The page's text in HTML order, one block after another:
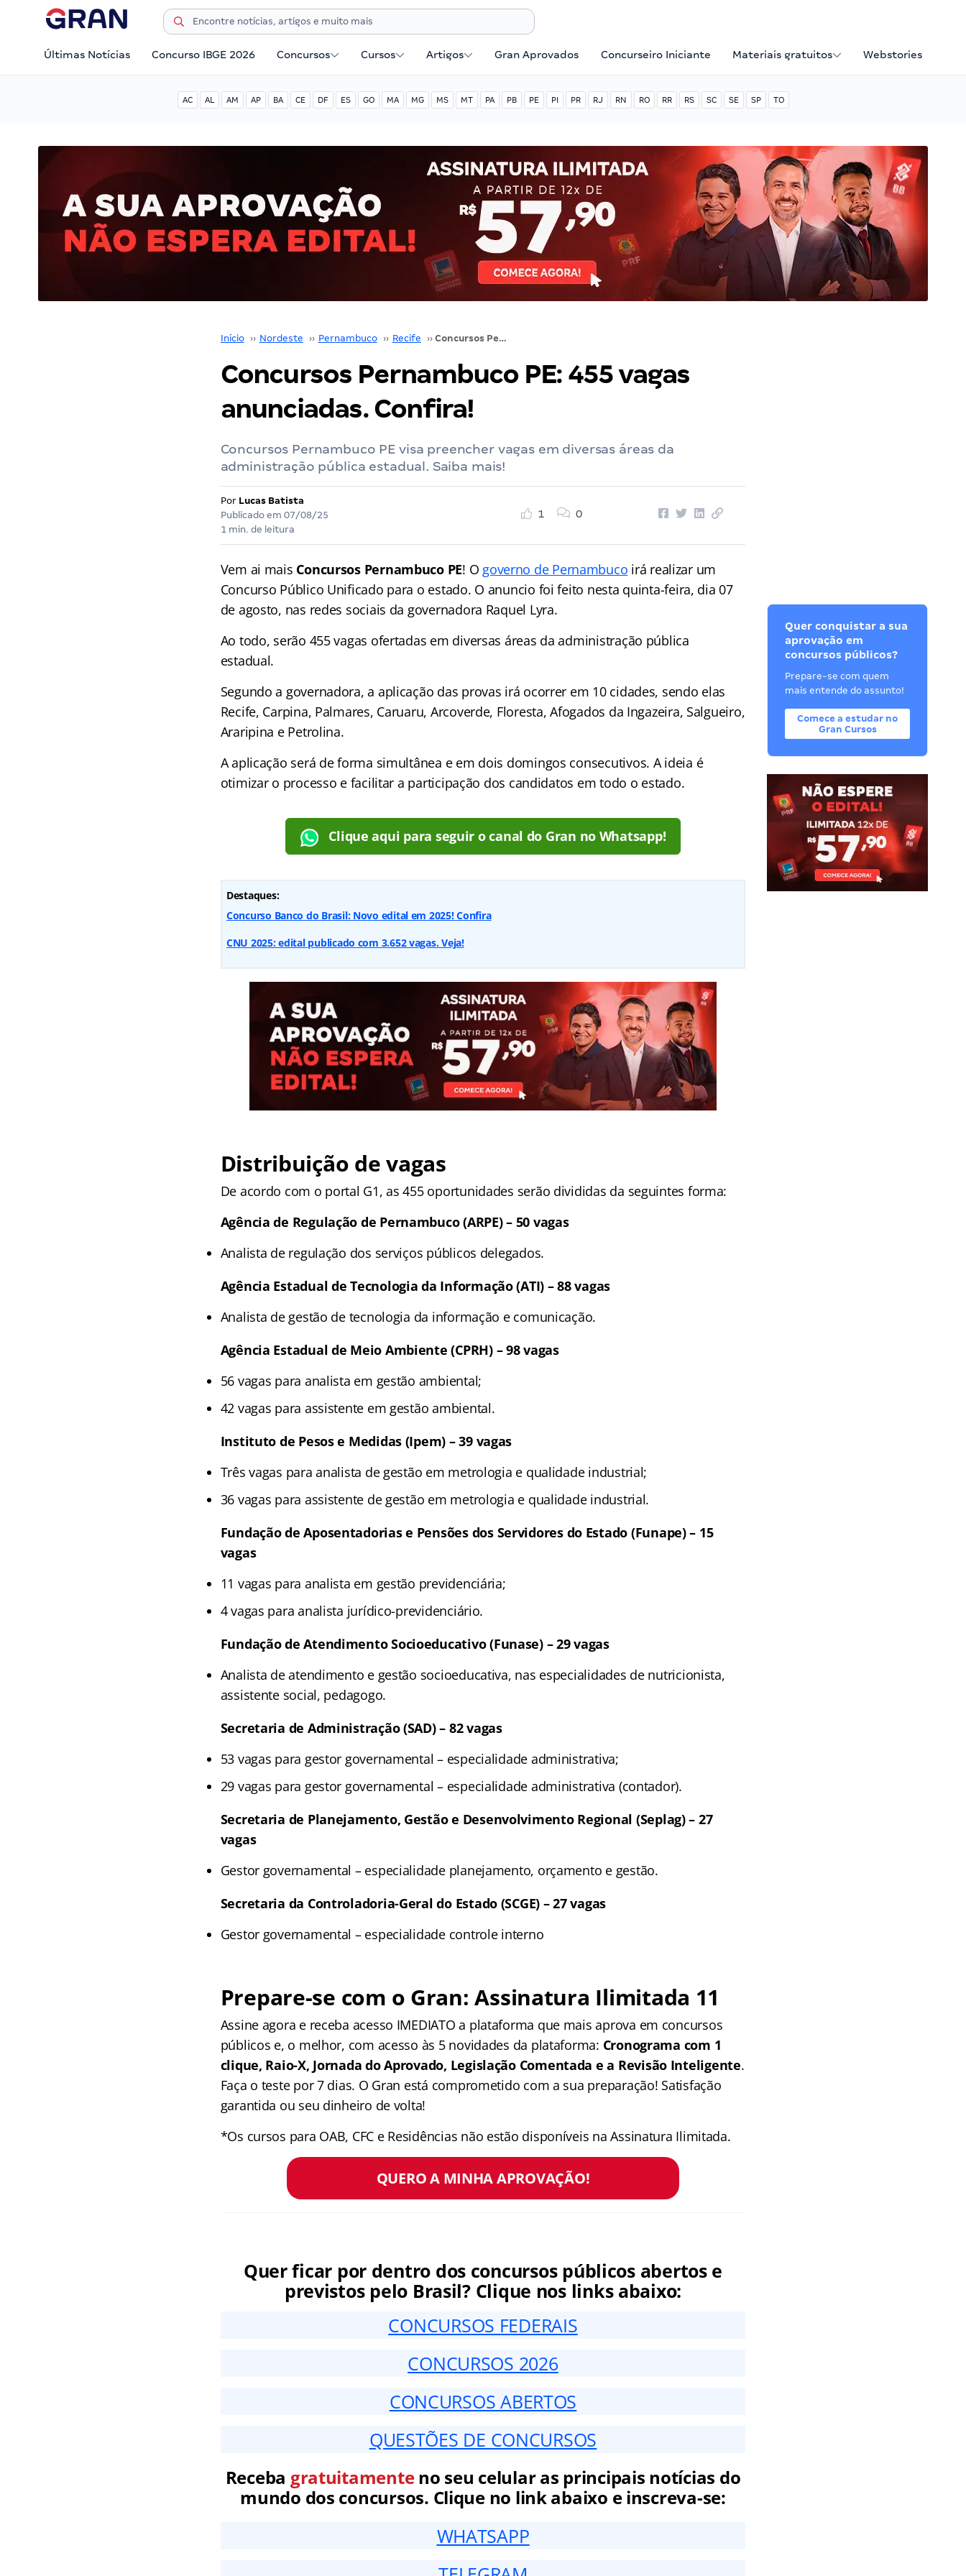
Últimas Notícias Concurso IBGE 2026 Concursos Cursos Artigos Gran Aprovados Concurseiro Iniciante Materiais gratuitos Webstories
AC AL AM AP BA CE DF ES GO MA MG MS MT PA PB PE PI PR RJ RN RO RR RS SC SE SP TO
Início ›› Nordeste ›› Pernambuco ›› Recife ›› Concursos Pernambuco PE: 455 vagas anunciadas. Confira!
Concursos Pernambuco PE: 455 vagas
anunciadas. Confira!
Concursos Pernambuco PE visa preencher vagas em diversas áreas da
administração pública estadual. Saiba mais!
Por Lucas Batista
Publicado em 07/08/25
1 min. de leitura
1 0
Vem ai mais Concursos Pernambuco PE! O governo de Pernambuco irá realizar um
Concurso Público Unificado para o estado. O anuncio foi feito nesta quinta-feira, dia 07
de agosto, nas redes sociais da governadora Raquel Lyra.
Ao todo, serão 455 vagas ofertadas em diversas áreas da administração pública
estadual.
Segundo a governadora, a aplicação das provas irá ocorrer em 10 cidades, sendo elas
Recife, Carpina, Palmares, Caruaru, Arcoverde, Floresta, Afogados da Ingazeira, Salgueiro,
Araripina e Petrolina.
A aplicação será de forma simultânea e em dois domingos consecutivos. A ideia é
otimizar o processo e facilitar a participação dos candidatos em todo o estado.
Clique aqui para seguir o canal do Gran no Whatsapp!
Destaques:
Concurso Banco do Brasil: Novo edital em 2025! Confira
CNU 2025: edital publicado com 3.652 vagas. Veja!
Distribuição de vagas
De acordo com o portal G1, as 455 oportunidades serão divididas da seguintes forma:
Agência de Regulação de Pernambuco (ARPE) – 50 vagas
Analista de regulação dos serviços públicos delegados.
Agência Estadual de Tecnologia da Informação (ATI) – 88 vagas
Analista de gestão de tecnologia da informação e comunicação.
Agência Estadual de Meio Ambiente (CPRH) – 98 vagas
56 vagas para analista em gestão ambiental;
42 vagas para assistente em gestão ambiental.
Instituto de Pesos e Medidas (Ipem) – 39 vagas
Três vagas para analista de gestão em metrologia e qualidade industrial;
36 vagas para assistente de gestão em metrologia e qualidade industrial.
Fundação de Aposentadorias e Pensões dos Servidores do Estado (Funape) – 15
vagas
11 vagas para analista em gestão previdenciária;
4 vagas para analista jurídico-previdenciário.
Fundação de Atendimento Socioeducativo (Funase) – 29 vagas
Analista de atendimento e gestão socioeducativa, nas especialidades de nutricionista,
assistente social, pedagogo.
Secretaria de Administração (SAD) – 82 vagas
53 vagas para gestor governamental – especialidade administrativa;
29 vagas para gestor governamental – especialidade administrativa (contador).
Secretaria de Planejamento, Gestão e Desenvolvimento Regional (Seplag) – 27
vagas
Gestor governamental – especialidade planejamento, orçamento e gestão.
Secretaria da Controladoria-Geral do Estado (SCGE) – 27 vagas
Gestor governamental – especialidade controle interno
Prepare-se com o Gran: Assinatura Ilimitada 11
Assine agora e receba acesso IMEDIATO a plataforma que mais aprova em concursos
públicos e, o melhor, com acesso às 5 novidades da plataforma: Cronograma com 1
clique, Raio-X, Jornada do Aprovado, Legislação Comentada e a Revisão Inteligente.
Faça o teste por 7 dias. O Gran está comprometido com a sua preparação! Satisfação
garantida ou seu dinheiro de volta!
*Os cursos para OAB, CFC e Residências não estão disponíveis na Assinatura Ilimitada.
QUERO A MINHA APROVAÇÃO!
Quer ficar por dentro dos concursos públicos abertos e
previstos pelo Brasil? Clique nos links abaixo:
CONCURSOS FEDERAIS
CONCURSOS 2026
CONCURSOS ABERTOS
QUESTÕES DE CONCURSOS
Receba gratuitamenteno seu celular as principais notícias do
mundo dos concursos. Clique no link abaixo e inscreva-se:
WHATSAPP
Quer conquistar a sua
aprovação em
concursos públicos?
Prepare-se com quem
mais entende do assunto!
Comece a estudar no
Gran Cursos